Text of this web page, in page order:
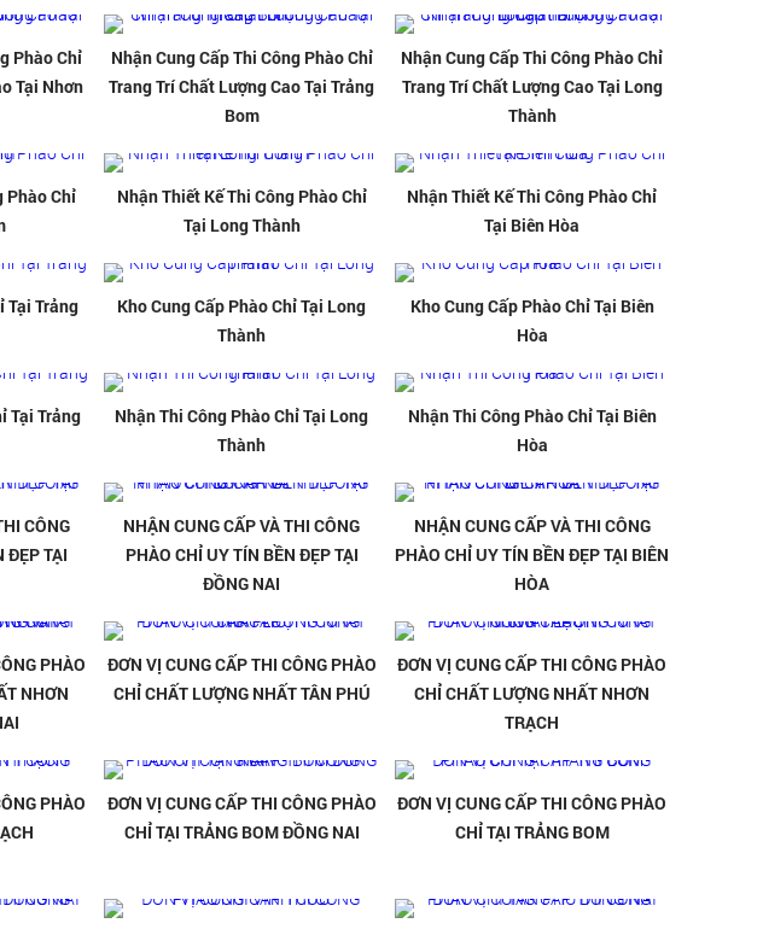
Phào Chỉ
Tại Nhơn
Nhận Cung Cấp Thi Công Phào Chỉ
Trang Trí Chất Lượng Cao Tại Trảng
Bom
Nhận Cung Cấp Thi Công Phào Chỉ
Trang Trí Chất Lượng Cao Tại Long
Thành
Phào Chỉ
Nhận Thiết Kế Thi Công Phào Chỉ
Tại Long Thành
Nhận Thiết Kế Thi Công Phào Chỉ
Tại Biên Hòa
Tại Trảng
Kho Cung Cấp Phào Chỉ Tại Long
Thành
Kho Cung Cấp Phào Chỉ Tại Biên
Hòa
Tại Trảng
Nhận Thi Công Phào Chỉ Tại Long
Thành
Nhận Thi Công Phào Chỉ Tại Biên
Hòa
CÔNG
ĐẸP TẠI
NHẬN CUNG CẤP VÀ THI CÔNG
PHÀO CHỈ UY TÍN BỀN ĐẸP TẠI
ĐỒNG NAI
NHẬN CUNG CẤP VÀ THI CÔNG
PHÀO CHỈ UY TÍN BỀN ĐẸP TẠI BIÊN
HÒA
PHÀO
NHƠN
ĐƠN VỊ CUNG CẤP THI CÔNG PHÀO
CHỈ CHẤT LƯỢNG NHẤT TÂN PHÚ
ĐƠN VỊ CUNG CẤP THI CÔNG PHÀO
CHỈ CHẤT LƯỢNG NHẤT NHƠN
TRẠCH
PHÀO
ĐƠN VỊ CUNG CẤP THI CÔNG PHÀO
CHỈ TẠI TRẢNG BOM ĐỒNG NAI
ĐƠN VỊ CUNG CẤP THI CÔNG PHÀO
CHỈ TẠI TRẢNG BOM